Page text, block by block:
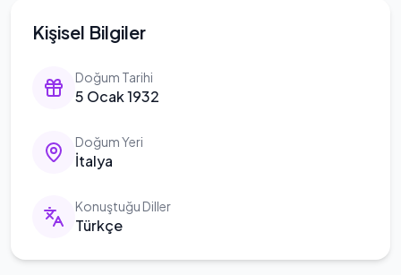
Kişisel Bilgiler
Doğum Tarihi
5 Ocak 1932
Doğum Yeri
İtalya
Konuştuğu Diller
Türkçe